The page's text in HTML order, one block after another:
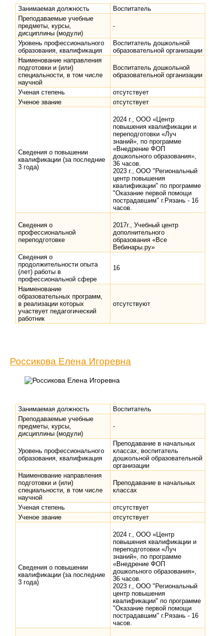
Занимаемая должность
Воспитатель
Преподаваемые учебные
предметы, курсы,
дисциплины (модули)
-
Уровень профессионального
образования, квалификация
Воспитатель дошкольной
образовательной организации
Наименование направления
подготовки и (или)
специальности, в том числе
научной
Воспитатель дошкольной
образовательной организации
Ученая степень
отсутствует
Ученое звание
отсутствует
Сведения о повышении
квалификации (за последние
3 года)
2024 г., ООО «Центр
повышения квалификации и
переподготовки «Луч
знаний», по программе
«Внедрение ФОП
дошкольного образования»,
36 часов.
2023 г., ООО "Региональный
центр повышения
квалификации" по программе
"Оказание первой помощи
пострадавшим" г.Рязань - 16
часов.
Сведения о
профессиональной
переподготовке
2017г., Учебный центр
дополнительного
образования «Все
Вебинары.ру»
Сведения о
продолжительности опыта
(лет) работы в
профессиональной сфере
16
Наименование
образовательных программ,
в реализации которых
участвует педагогический
работник
отсутствуют
Россикова Елена Игоревна
Занимаемая должность
Воспитатель
Преподаваемые учебные
предметы, курсы,
дисциплины (модули)
-
Уровень профессионального
образования, квалификация
Преподавание в начальных
классах, воспитатель
дошкольной образовательной
организации
Наименование направления
подготовки и (или)
специальности, в том числе
научной
Преподавание в начальных
классах
Ученая степень
отсутствует
Ученое звание
отсутствует
Сведения о повышении
квалификации (за последние
3 года)
2024 г., ООО «Центр
повышения квалификации и
переподготовки «Луч
знаний», по программе
«Внедрение ФОП
дошкольного образования»,
36 часов.
2023 г., ООО "Региональный
центр повышения
квалификации" по программе
"Оказание первой помощи
пострадавшим" г.Рязань - 16
часов.